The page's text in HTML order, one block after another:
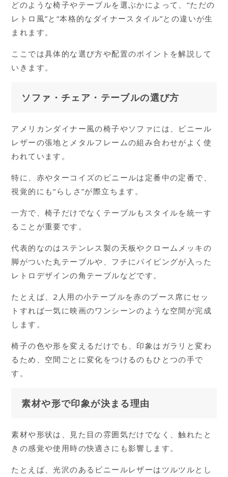
どのような椅子やテーブルを選ぶかによって、“ただの
レトロ風”と“本格的なダイナースタイル”との違いが生
まれます。
ここでは具体的な選び方や配置のポイントを解説して
いきます。
ソファ・チェア・テーブルの選び方
アメリカンダイナー風の椅子やソファには、ビニール
レザーの張地とメタルフレームの組み合わせがよく使
われています。
特に、赤やターコイズのビニールは定番中の定番で、
視覚的にも“らしさ”が際立ちます。
一方で、椅子だけでなくテーブルもスタイルを統一す
ることが重要です。
代表的なのはステンレス製の天板やクロームメッキの
脚がついた丸テーブルや、フチにパイピングが入った
レトロデザインの角テーブルなどです。
たとえば、2人用の小テーブルを赤のブース席にセッ
トすれば一気に映画のワンシーンのような空間が完成
します。
椅子の色や形を変えるだけでも、印象はガラリと変わ
るため、空間ごとに変化をつけるのもひとつの手で
す。
素材や形で印象が決まる理由
素材や形状は、見た目の雰囲気だけでなく、触れたと
きの感覚や使用時の快適さにも影響します。
たとえば、光沢のあるビニールレザーはツルツルとし